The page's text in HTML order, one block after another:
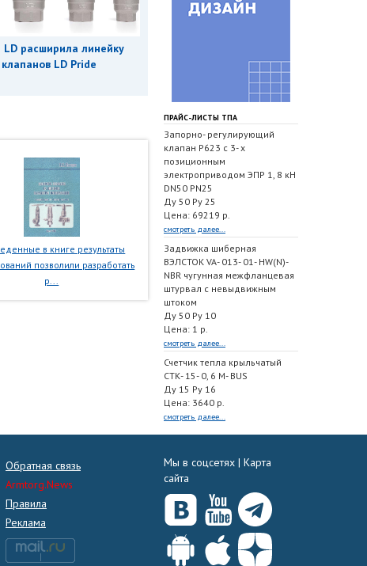
расширила линейку
LD Pride
в книге результаты
позволили разработать
р...
ПРАЙС-ЛИСТЫ ТПА
Запорно- регулирующий
клапан Р623 с 3- х
позиционным
электроприводом ЭПР 1, 8 кН
DN50 PN25
Ду 50 Ру 25
Цена: 69219 р.
смотреть далее...
Задвижка шиберная
ВЭЛСТОК VA- 013- 01- HW(N)-
NBR чугунная межфланцевая
штурвал с невыдвижным
штоком
Ду 50 Ру 10
Цена: 1 р.
смотреть далее...
Счетчик тепла крыльчатый
СТК- 15- 0, 6 M- BUS
Ду 15 Ру 16
Цена: 3640 р.
смотреть далее...
Обратная связь
Armtorg.News
Правила
Реклама
Мы в соцсетях | Карта
сайта